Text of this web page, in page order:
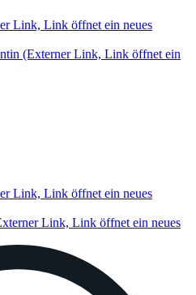
Link, Link öffnet ein neues
(Externer Link, Link öffnet ein
Link, Link öffnet ein neues
Link, Link öffnet ein neues